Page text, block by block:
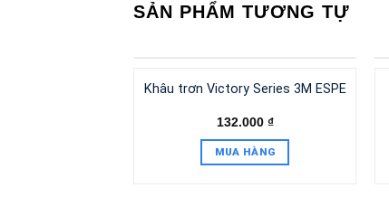
SẢN PHẨM TƯƠNG TỰ
Khâu trơn Victory Series 3M ESPE
132.000 ₫
MUA HÀNG